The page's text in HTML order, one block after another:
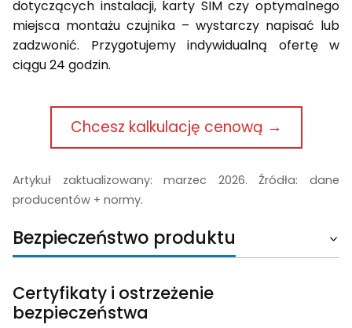
dotyczących instalacji, karty SIM czy optymalnego
miejsca montażu czujnika – wystarczy napisać lub
zadzwonić. Przygotujemy indywidualną ofertę w
ciągu 24 godzin.
Chcesz kalkulację cenową →
Artykuł zaktualizowany: marzec 2026. Źródła: dane
producentów + normy.
Bezpieczeństwo produktu
Certyfikaty i ostrzeżenie
bezpieczeństwa